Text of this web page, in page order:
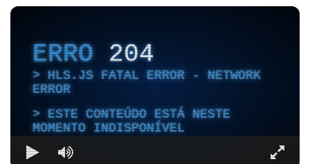
ERRO204
HLS.JS FATAL ERROR - NETWORK
ERROR
ESTE CONTEÚDO ESTÁ NESTE
MOMENTO INDISPONÍVEL